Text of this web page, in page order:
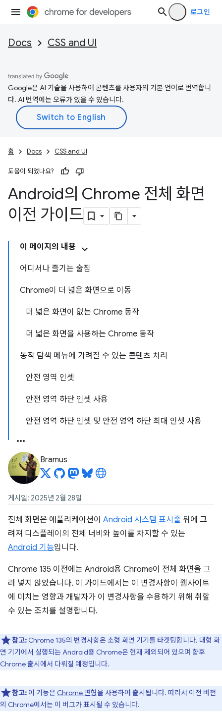
로그인
Docs CSS and UI
Google은 AI 기술을 사용하여 콘텐츠를 사용자의 기본 언어로 번역합니
다. AI 번역에는 오류가 있을 수 있습니다.
홈 Docs CSS and UI
도움이 되었나요?
Android의 Chrome 전체 화면
이전 가이드
이 페이지의 내용
어디서나 즐기는 술집
Chrome이 더 넓은 화면으로 이동
더 넓은 화면이 없는 Chrome 동작
더 넓은 화면을 사용하는 Chrome 동작
동작 탐색 메뉴에 가려질 수 있는 콘텐츠 처리
안전 영역 인셋
안전 영역 하단 인셋 사용
안전 영역 하단 인셋 및 안전 영역 하단 최대 인셋 사용
Bramus
게시일: 2025년 2월 28일
전체 화면은 애플리케이션이 Android 시스템 표시줄 뒤에 그
려져 디스플레이의 전체 너비와 높이를 차지할 수 있는
Android 기능입니다.
Chrome 135 이전에는 Android용 Chrome이 전체 화면을 그
려 넣지 않았습니다. 이 가이드에서는 이 변경사항이 웹사이트
에 미치는 영향과 개발자가 이 변경사항을 수용하기 위해 취할
수 있는 조치를 설명합니다.
참고: Chrome 135의 변경사항은 소형 화면 기기를 타겟팅합니다. 대형 화
면 기기에서 실행되는 Android용 Chrome은 현재 제외되어 있으며 향후
Chrome 출시에서 다뤄질 예정입니다.
참고: 이 기능은 Chrome 변형을 사용하여 출시됩니다. 따라서 이전 버전
의 Chrome에서는 이 버그가 표시될 수 있습니다.